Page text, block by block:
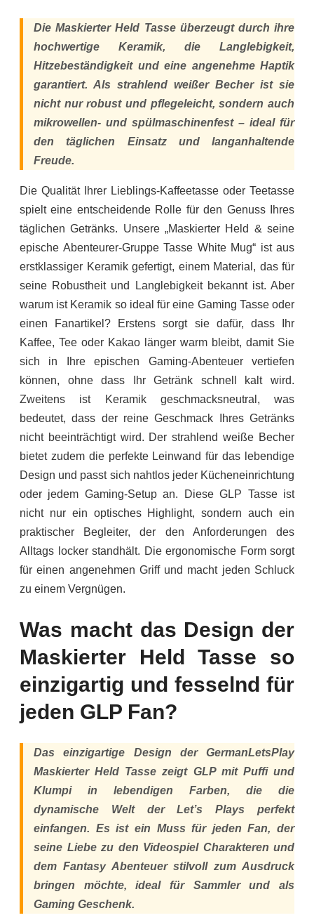
Die Maskierter Held Tasse überzeugt durch ihre
hochwertige Keramik, die Langlebigkeit,
Hitzebeständigkeit und eine angenehme Haptik
garantiert. Als strahlend weißer Becher ist sie
nicht nur robust und pflegeleicht, sondern auch
mikrowellen- und spülmaschinenfest – ideal für
den täglichen Einsatz und langanhaltende
Freude.
Die Qualität Ihrer Lieblings-Kaffeetasse oder Teetasse
spielt eine entscheidende Rolle für den Genuss Ihres
täglichen Getränks. Unsere „Maskierter Held & seine
epische Abenteurer-Gruppe Tasse White Mug“ ist aus
erstklassiger Keramik gefertigt, einem Material, das für
seine Robustheit und Langlebigkeit bekannt ist. Aber
warum ist Keramik so ideal für eine Gaming Tasse oder
einen Fanartikel? Erstens sorgt sie dafür, dass Ihr
Kaffee, Tee oder Kakao länger warm bleibt, damit Sie
sich in Ihre epischen Gaming-Abenteuer vertiefen
können, ohne dass Ihr Getränk schnell kalt wird.
Zweitens ist Keramik geschmacksneutral, was
bedeutet, dass der reine Geschmack Ihres Getränks
nicht beeinträchtigt wird. Der strahlend weiße Becher
bietet zudem die perfekte Leinwand für das lebendige
Design und passt sich nahtlos jeder Kücheneinrichtung
oder jedem Gaming-Setup an. Diese GLP Tasse ist
nicht nur ein optisches Highlight, sondern auch ein
praktischer Begleiter, der den Anforderungen des
Alltags locker standhält. Die ergonomische Form sorgt
für einen angenehmen Griff und macht jeden Schluck
zu einem Vergnügen.
Was macht das Design der
Maskierter Held Tasse so
einzigartig und fesselnd für
jeden GLP Fan?
Das einzigartige Design der GermanLetsPlay
Maskierter Held Tasse zeigt GLP mit Puffi und
Klumpi in lebendigen Farben, die die
dynamische Welt der Let’s Plays perfekt
einfangen. Es ist ein Muss für jeden Fan, der
seine Liebe zu den Videospiel Charakteren und
dem Fantasy Abenteuer stilvoll zum Ausdruck
bringen möchte, ideal für Sammler und als
Gaming Geschenk.